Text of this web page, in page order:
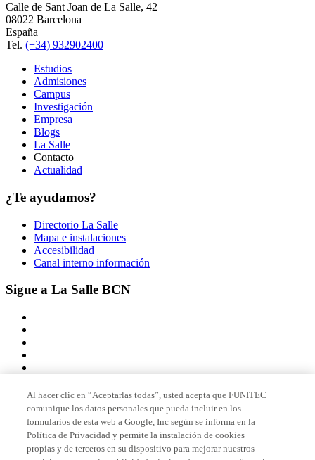
Calle de Sant Joan de La Salle, 42
08022 Barcelona
España
Tel. (+34) 932902400
Estudios
Admisiones
Campus
Investigación
Empresa
Blogs
La Salle
Contacto
Actualidad
¿Te ayudamos?
Directorio La Salle
Mapa e instalaciones
Accesibilidad
Canal interno información
Sigue a La Salle BCN
Miembro de
Al hacer clic en “Aceptarlas todas”, usted acepta que FUNITEC
comunique los datos personales que pueda incluir en los
formularios de esta web a Google, Inc según se informa en la
Política de Privacidad y permite la instalación de cookies
propias y de terceros en su dispositivo para mejorar nuestros